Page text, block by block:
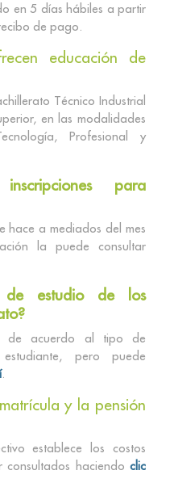
en 5 días hábiles a partir
de pago.
educación de
Técnico Industrial
en las modalidades
Profesional y
para
hace a mediados del mes
la puede consultar
estudio de los
de acuerdo al tipo de
pero puede
.
y la pensión
establece los costos
consultados haciendoclic